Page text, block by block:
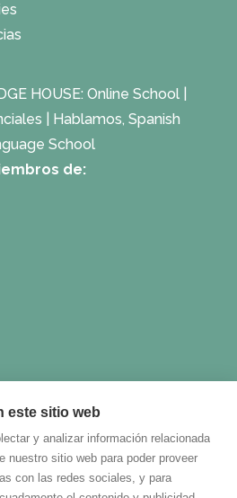
HOUSE: Online School
Hablamos, Spanish
School
de:
este sitio web
y analizar información relacionada
nuestro sitio web para poder proveer
con las redes sociales, y para